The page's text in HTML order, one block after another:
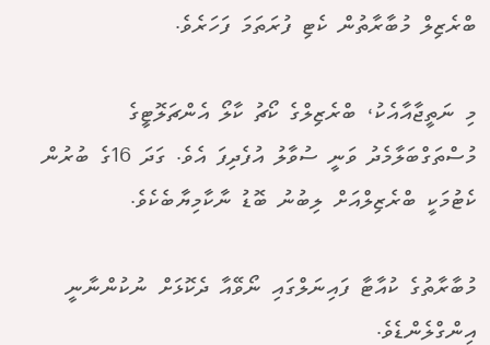
ބްރެޒިލް މުބާރާތުން ކެޓި ފުރަތަމަ ފަހަރެވެ.
މި ނަތީޖާއާއެކު، ބްރެޒިލްގެ ކޯޗު ކާލޯ އެންޗަލޮޓީގެ
މުސްތަގްބަލާމެދު ވަނީ ސުވާލު އުފެދިފަ އެވެ. ގަދަ 16ގެ ބުރުން
ކެޓުމަކީ ބްރެޒިލްއަށް ލިބުނު ބޮޑު ނާކާމިޔާބެކެވެ.
މުބާރާތުގެ ކުއާޓާ ފައިނަލްގައި ނޯވޭއާ ދެކޮޅަށް ނުކުންނާނީ
އިންގްލެންޑެވެ.